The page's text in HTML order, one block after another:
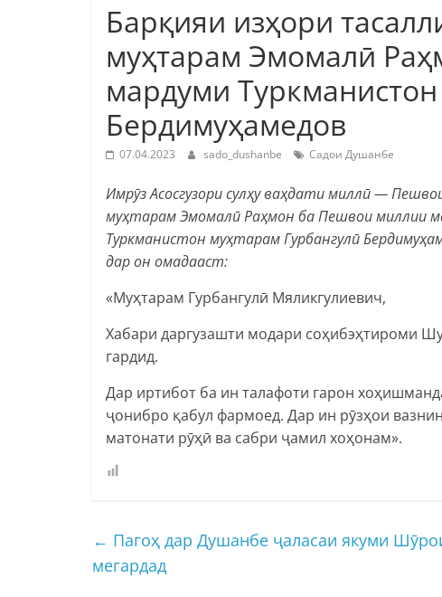
Барқияи изҳори
муҳтарам Эмомалӣ
мардуми Туркманистон
Бердимуҳамедов
07.04.2023 sado_dushanbe Садои Душанбе
Имрӯз Асосгузори сулҳу ваҳдати миллӣ —
муҳтарам Эмомалӣ Раҳмон ба Пешвои миллии
Туркманистон муҳтарам Гурбангулӣ
дар он омадааст:
«Муҳтарам Гурбангулӣ Мяликгулиевич,
Хабари даргузашти модари соҳибэҳтироми
гардид.
Дар иртибот ба ин талафоти гарон
ҷонибро қабул фармоед. Дар ин рӯзҳои
матонати рӯҳӣ ва сабри ҷамил хоҳонам».
← Пагоҳ дар Душанбе ҷаласаи якуми
мегардад